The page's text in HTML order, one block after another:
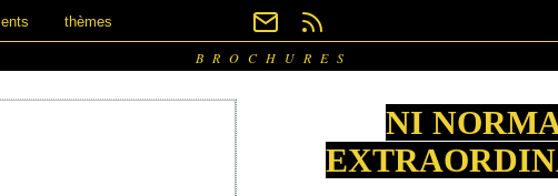
thèmes
BROCHURES
NI